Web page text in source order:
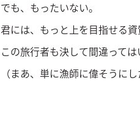
でも、もったいない。
君には、もっと上を目指せる資
この旅行者も決して間違っては
（まあ、単に漁師に偉そうに